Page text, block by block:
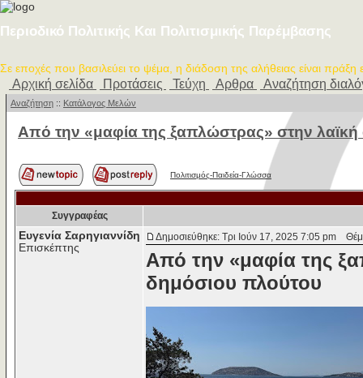
Περιοδικό Πολιτικής Και Πολιτισμικής Παρέμβασης
Σε εποχές που βασιλεύει το ψέμα, η διάδοση της αλήθειας είναι πράξη
Αρχική σελίδα Προτάσεις Τεύχη Αρθρα Αναζήτηση
Αναζήτηση :: Κατάλογος Μελών
Από την «μαφία της ξαπλώστρας» στην
Πολιτισμός-Παιδεία-Γλώσσα
Συγγραφέας
Ευγενία Σαρηγιαννίδη
Επισκέπτης
Δημοσιεύθηκε: Τρι Ιούν 17, 2025 7:05 pm
Από την «μαφία της
δημόσιου πλούτου